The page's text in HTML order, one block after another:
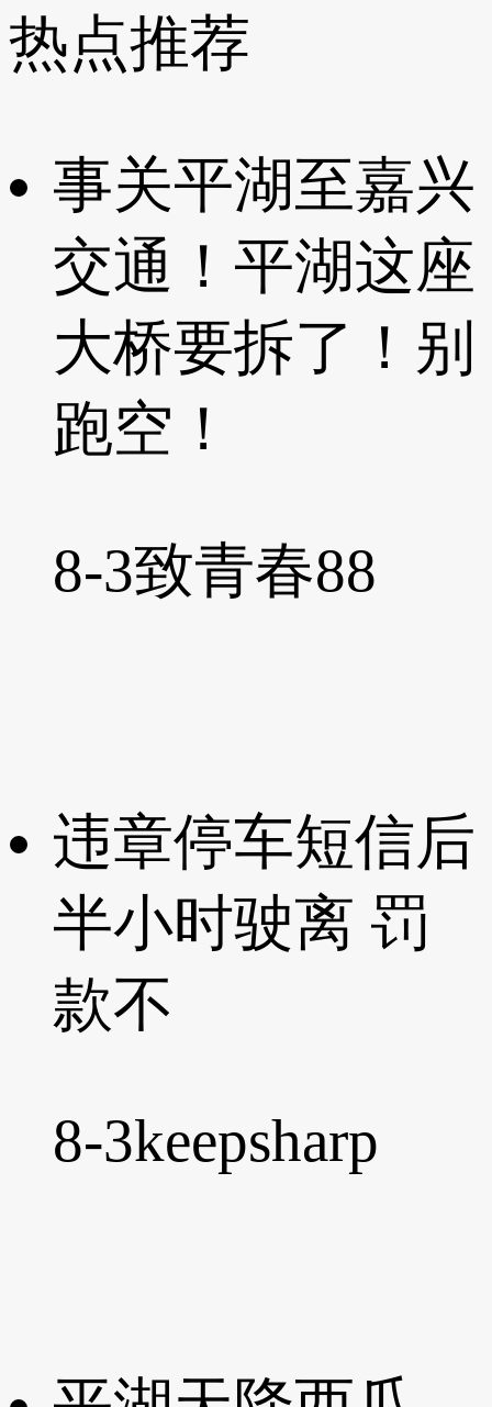
热点推荐
事关平湖至嘉兴
交通！平湖这座
大桥要拆了！别
跑空！
8-3致青春88
违章停车短信后
半小时驶离 罚
款不
8-3keepsharp